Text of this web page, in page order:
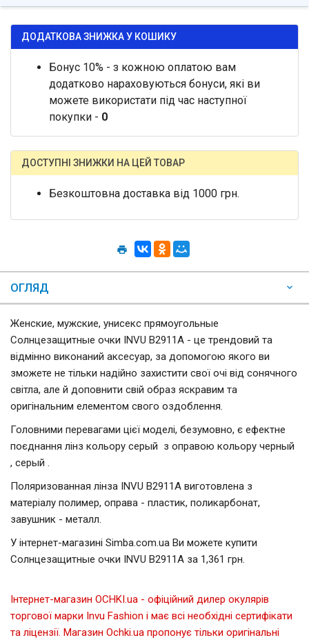
ДОДАТКОВА ЗНИЖКА У КОШИКУ
Бонус 10% - з кожною оплатою вам
додатково нараховуються бонуси, які ви
можете використати під час наступної
покупки - 0
ДОСТУПНІ ЗНИЖКИ НА ЦЕЙ ТОВАР
Безкоштовна доставка від 1000 грн.
ОГЛЯД
Женские, мужские, унисекс прямоугольные
Солнцезащитные очки INVU B2911A - це трендовий та
відмінно виконаний аксесуар, за допомогою якого ви
зможете не тільки надійно захистити свої очі від сонячного
світла, але й доповнити свій образ яскравим та
оригінальним елементом свого оздоблення.
Головними перевагами цієї моделі, безумовно, є ефектне
поєднання лінз кольору серый з оправою кольору черный
, cерый .
Поляризованная лінза INVU B2911A виготовлена з
матеріалу полимер, оправа - пластик, поликарбонат,
завушник - металл.
У інтернет-магазині Simba.com.ua Ви можете купити
Солнцезащитные очки INVU B2911A за 1,361 грн.
Інтернет-магазин OCHKI.ua - офіційний дилер окулярів
торгової марки Invu Fashion і має всі необхідні сертифікати
та ліцензії. Магазин Ochki.ua пропонує тільки оригінальні